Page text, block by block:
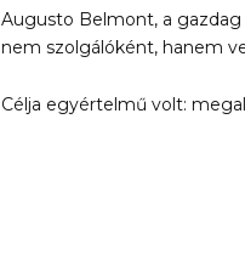
Augusto Belmont, a
nem szolgálóként, hanem
Célja egyértelmű volt: